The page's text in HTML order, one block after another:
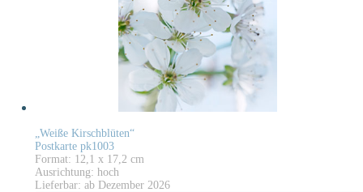
„Weiße Kirschblüten“
Postkarte pk1003
Format: 12,1 x 17,2 cm
Ausrichtung: hoch
Lieferbar: ab Dezember 2026